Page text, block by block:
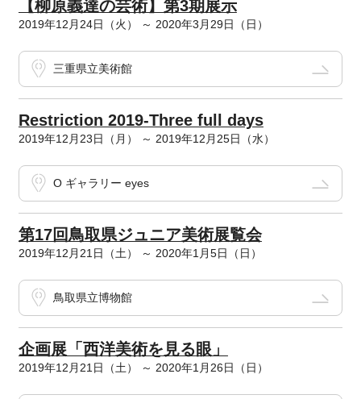
【柳原義達の芸術】第3期展示
2019年12月24日（火） ～ 2020年3月29日（日）
三重県立美術館
Restriction 2019-Three full days
2019年12月23日（月） ～ 2019年12月25日（水）
O ギャラリー eyes
第17回鳥取県ジュニア美術展覧会
2019年12月21日（土） ～ 2020年1月5日（日）
鳥取県立博物館
企画展「西洋美術を見る眼」
2019年12月21日（土） ～ 2020年1月26日（日）